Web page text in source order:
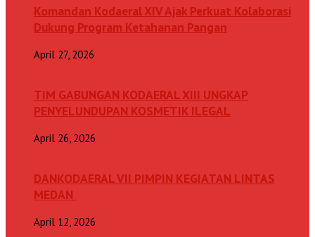
Komandan Kodaeral XIV Ajak Perkuat Kolaborasi
Dukung Program Ketahanan Pangan
April 27, 2026
TIM GABUNGAN KODAERAL XIII UNGKAP
PENYELUNDUPAN KOSMETIK ILEGAL
April 26, 2026
DANKODAERAL VII PIMPIN KEGIATAN LINTAS
MEDAN
April 12, 2026